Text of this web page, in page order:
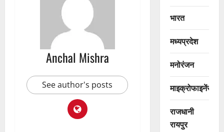
Anchal Mishra
See author's posts
भारत
मध्यप्रदेश
मनोरंजन
माइक्रोफाइनेंस
राजधानी
रायपुर